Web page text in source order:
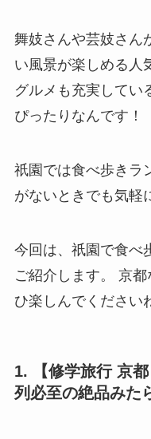
舞妓さんや芸妓さん
い風景が楽しめる人
グルメも充実してい
ぴったりなんです！
祇園では食べ歩きラ
がないときでも気軽
今回は、祇園で食べ
ご紹介します。 京
ひ楽しんでください
1. 【修学旅行 京
列必至の絶品みた